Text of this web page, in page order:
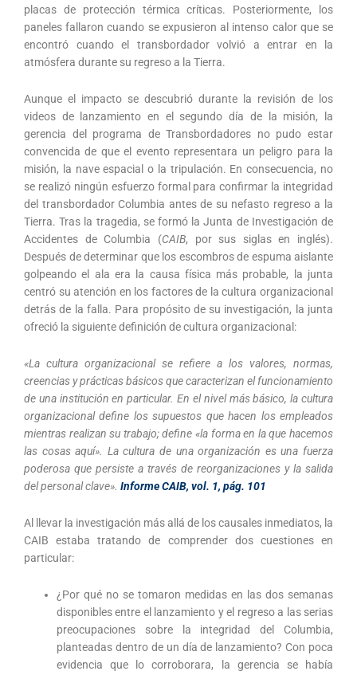
placas de protección térmica críticas. Posteriormente, los
paneles fallaron cuando se expusieron al intenso calor que se
encontró cuando el transbordador volvió a entrar en la
atmósfera durante su regreso a la Tierra.
Aunque el impacto se descubrió durante la revisión de los
videos de lanzamiento en el segundo día de la misión, la
gerencia del programa de Transbordadores no pudo estar
convencida de que el evento representara un peligro para la
misión, la nave espacial o la tripulación. En consecuencia, no
se realizó ningún esfuerzo formal para confirmar la integridad
del transbordador Columbia antes de su nefasto regreso a la
Tierra. Tras la tragedia, se formó la Junta de Investigación de
Accidentes de Columbia (CAIB, por sus siglas en inglés).
Después de determinar que los escombros de espuma aislante
golpeando el ala era la causa física más probable, la junta
centró su atención en los factores de la cultura organizacional
detrás de la falla. Para propósito de su investigación, la junta
ofreció la siguiente definición de cultura organizacional:
«La cultura organizacional se refiere a los valores, normas,
creencias y prácticas básicos que caracterizan el funcionamiento
de una institución en particular. En el nivel más básico, la cultura
organizacional define los supuestos que hacen los empleados
mientras realizan su trabajo; define «la forma en la que hacemos
las cosas aquí». La cultura de una organización es una fuerza
poderosa que persiste a través de reorganizaciones y la salida
del personal clave». Informe CAIB, vol. 1, pág. 101
Al llevar la investigación más allá de los causales inmediatos, la
CAIB estaba tratando de comprender dos cuestiones en
particular:
¿Por qué no se tomaron medidas en las dos semanas
disponibles entre el lanzamiento y el regreso a las serias
preocupaciones sobre la integridad del Columbia,
planteadas dentro de un día de lanzamiento? Con poca
evidencia que lo corroborara, la gerencia se había